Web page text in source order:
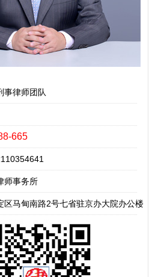
事律师团队
665
师事务所
区马甸南路2号七省驻京办大院办公楼